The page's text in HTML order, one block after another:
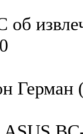
об
Герман